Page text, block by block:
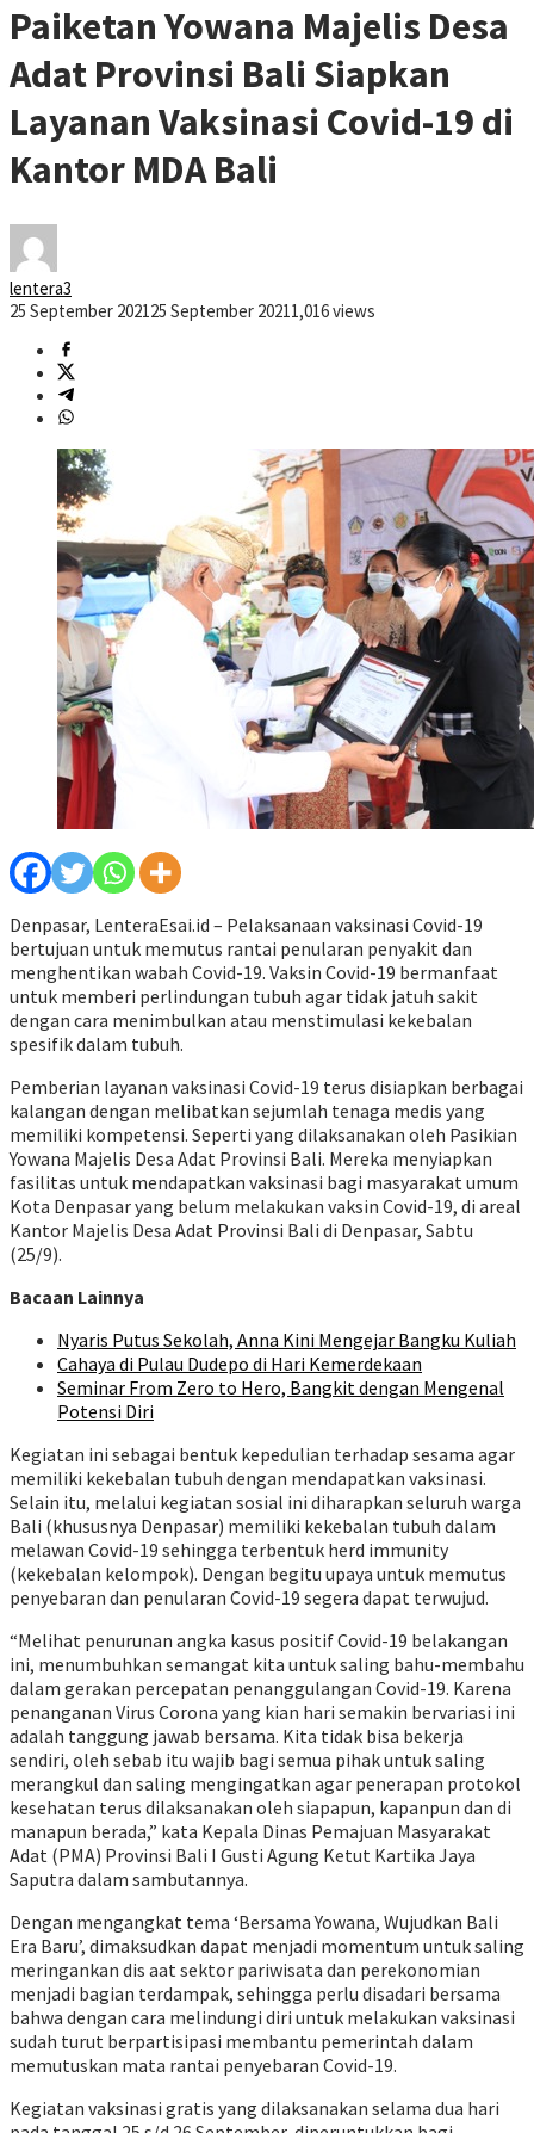
Paiketan Yowana Majelis Desa
Adat Provinsi Bali Siapkan
Layanan Vaksinasi Covid-19 di
Kantor MDA Bali
lentera3
25 September 202125 September 20211,016 views
Denpasar, LenteraEsai.id – Pelaksanaan vaksinasi Covid-19
bertujuan untuk memutus rantai penularan penyakit dan
menghentikan wabah Covid-19. Vaksin Covid-19 bermanfaat
untuk memberi perlindungan tubuh agar tidak jatuh sakit
dengan cara menimbulkan atau menstimulasi kekebalan
spesifik dalam tubuh.
Pemberian layanan vaksinasi Covid-19 terus disiapkan berbagai
kalangan dengan melibatkan sejumlah tenaga medis yang
memiliki kompetensi. Seperti yang dilaksanakan oleh Pasikian
Yowana Majelis Desa Adat Provinsi Bali. Mereka menyiapkan
fasilitas untuk mendapatkan vaksinasi bagi masyarakat umum
Kota Denpasar yang belum melakukan vaksin Covid-19, di areal
Kantor Majelis Desa Adat Provinsi Bali di Denpasar, Sabtu
(25/9).
Bacaan Lainnya
Nyaris Putus Sekolah, Anna Kini Mengejar Bangku Kuliah
Cahaya di Pulau Dudepo di Hari Kemerdekaan
Seminar From Zero to Hero, Bangkit dengan Mengenal
Potensi Diri
Kegiatan ini sebagai bentuk kepedulian terhadap sesama agar
memiliki kekebalan tubuh dengan mendapatkan vaksinasi.
Selain itu, melalui kegiatan sosial ini diharapkan seluruh warga
Bali (khususnya Denpasar) memiliki kekebalan tubuh dalam
melawan Covid-19 sehingga terbentuk herd immunity
(kekebalan kelompok). Dengan begitu upaya untuk memutus
penyebaran dan penularan Covid-19 segera dapat terwujud.
“Melihat penurunan angka kasus positif Covid-19 belakangan
ini, menumbuhkan semangat kita untuk saling bahu-membahu
dalam gerakan percepatan penanggulangan Covid-19. Karena
penanganan Virus Corona yang kian hari semakin bervariasi ini
adalah tanggung jawab bersama. Kita tidak bisa bekerja
sendiri, oleh sebab itu wajib bagi semua pihak untuk saling
merangkul dan saling mengingatkan agar penerapan protokol
kesehatan terus dilaksanakan oleh siapapun, kapanpun dan di
manapun berada,” kata Kepala Dinas Pemajuan Masyarakat
Adat (PMA) Provinsi Bali I Gusti Agung Ketut Kartika Jaya
Saputra dalam sambutannya.
Dengan mengangkat tema ‘Bersama Yowana, Wujudkan Bali
Era Baru’, dimaksudkan dapat menjadi momentum untuk saling
meringankan dis aat sektor pariwisata dan perekonomian
menjadi bagian terdampak, sehingga perlu disadari bersama
bahwa dengan cara melindungi diri untuk melakukan vaksinasi
sudah turut berpartisipasi membantu pemerintah dalam
memutuskan mata rantai penyebaran Covid-19.
Kegiatan vaksinasi gratis yang dilaksanakan selama dua hari